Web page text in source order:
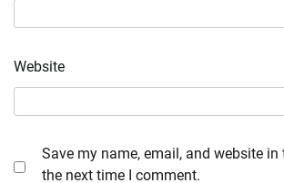
Website
Save my name, email, and website
the next time I comment.